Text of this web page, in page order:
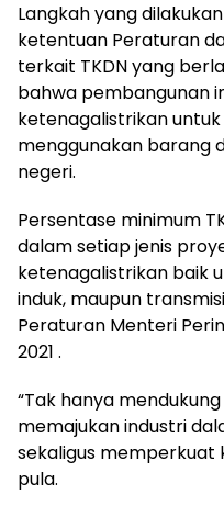
Langkah yang
ketentuan Peraturan
terkait TKDN yang
bahwa pembangunan
ketenagalistrikan
menggunakan barang
negeri.
Persentase minimum
dalam setiap jenis
ketenagalistrikan baik
induk, maupun
Peraturan Menteri
2021 .
“Tak hanya
memajukan industri
sekaligus memperkuat
pula.